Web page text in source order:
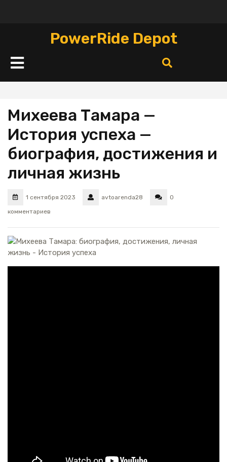
PowerRide Depot
Кнопка
Открыть
Михеева Тамара —
История успеха —
биография, достижения и
личная жизнь
1 сентября 2023 avtoarenda28
0
комментариев